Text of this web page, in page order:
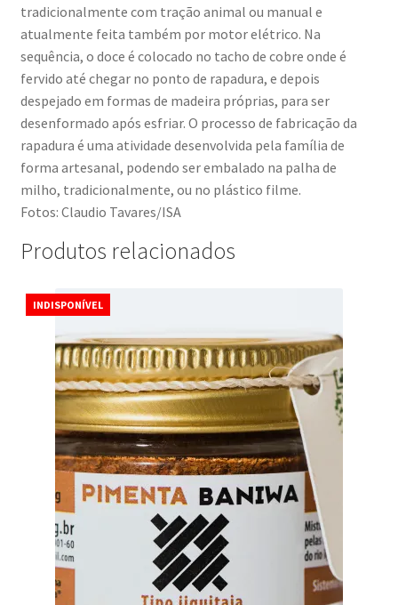
tradicionalmente com tração animal ou manual e
atualmente feita também por motor elétrico. Na
sequência, o doce é colocado no tacho de cobre onde é
fervido até chegar no ponto de rapadura, e depois
despejado em formas de madeira próprias, para ser
desenformado após esfriar. O processo de fabricação da
rapadura é uma atividade desenvolvida pela família de
forma artesanal, podendo ser embalado na palha de
milho, tradicionalmente, ou no plástico filme.
Fotos: Claudio Tavares/ISA
Produtos relacionados
INDISPONÍVEL